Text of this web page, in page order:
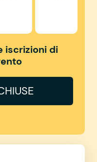
iscrizioni di